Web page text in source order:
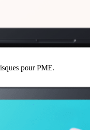
pour PME.